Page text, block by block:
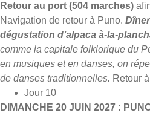
Retour au port (504 marches)
Navigation de retour à Puno.
dégustation d’alpaca à-la-
comme la capitale folklorique du
en musiques et en danses, on
de danses traditionnelles. Retour
Jour 10
DIMANCHE 20 JUIN 2027 :